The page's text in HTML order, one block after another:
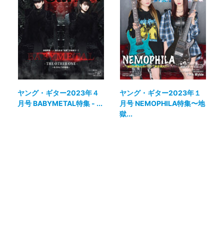
ヤング・ギター2023年４
月号 BABYMETAL特集 - ...
ヤング・ギター2023年１
月号 NEMOPHILA特集〜地
獄...